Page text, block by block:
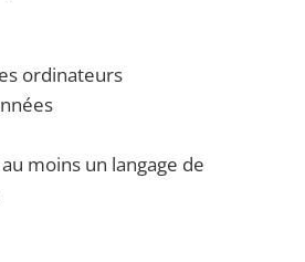
ordinateurs
moins un langage de